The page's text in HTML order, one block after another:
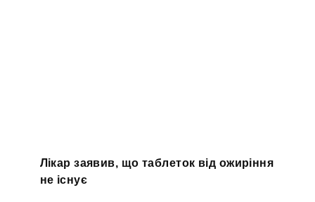
Лікар заявив, що таблеток від ожиріння
не існує